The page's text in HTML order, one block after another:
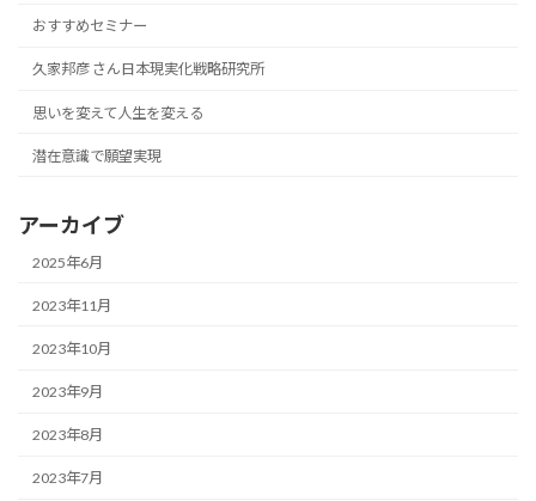
おすすめセミナー
久家邦彦 さん日本現実化戦略研究所
思いを変えて人生を変える
潜在意識で願望実現
アーカイブ
2025年6月
2023年11月
2023年10月
2023年9月
2023年8月
2023年7月